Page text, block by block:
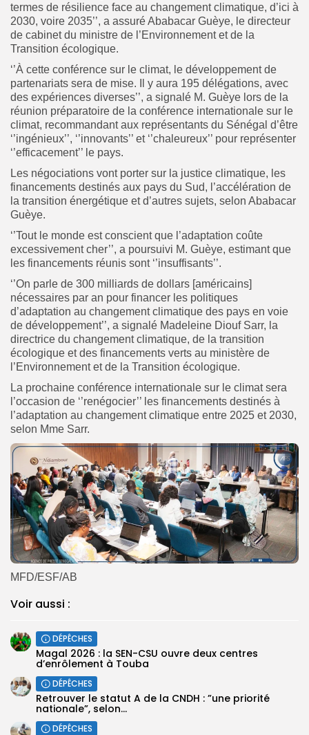
termes de résilience face au changement climatique, d’ici à
2030, voire 2035’’, a assuré Ababacar Guèye, le directeur
de cabinet du ministre de l’Environnement et de la
Transition écologique.
‘’À cette conférence sur le climat, le développement de
partenariats sera de mise. Il y aura 195 délégations, avec
des expériences diverses’’, a signalé M. Guèye lors de la
réunion préparatoire de la conférence internationale sur le
climat, recommandant aux représentants du Sénégal d’être
‘’ingénieux’’, ‘’innovants’’ et ‘’chaleureux’’ pour représenter
‘’efficacement’’ le pays.
Les négociations vont porter sur la justice climatique, les
financements destinés aux pays du Sud, l’accélération de
la transition énergétique et d’autres sujets, selon Ababacar
Guèye.
‘’Tout le monde est conscient que l’adaptation coûte
excessivement cher’’, a poursuivi M. Guèye, estimant que
les financements réunis sont ‘’insuffisants’’.
‘’On parle de 300 milliards de dollars [américains]
nécessaires par an pour financer les politiques
d’adaptation au changement climatique des pays en voie
de développement’’, a signalé Madeleine Diouf Sarr, la
directrice du changement climatique, de la transition
écologique et des financements verts au ministère de
l’Environnement et de la Transition écologique.
La prochaine conférence internationale sur le climat sera
l’occasion de ‘’renégocier’’ les financements destinés à
l’adaptation au changement climatique entre 2025 et 2030,
selon Mme Sarr.
MFD/ESF/AB
Voir aussi :
DÉPÊCHES
Magal 2026 : la SEN-CSU ouvre deux centres
d’enrôlement à Touba
DÉPÊCHES
Retrouver le statut A de la CNDH : ”une priorité
nationale”, selon...
DÉPÊCHES